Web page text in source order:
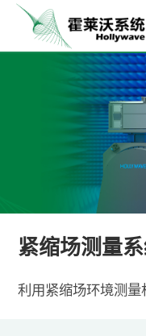
紧缩场测量
利用紧缩场环境测量